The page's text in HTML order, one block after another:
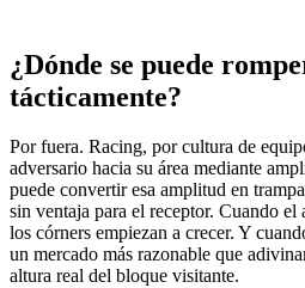
¿Dónde se puede
tácticamente?
Por fuera. Racing, por cultura de
adversario hacia su área mediante
puede convertir esa amplitud en
sin ventaja para el receptor. Cuando el
los córners empiezan a crecer. Y
un mercado más razonable que
altura real del bloque visitante.